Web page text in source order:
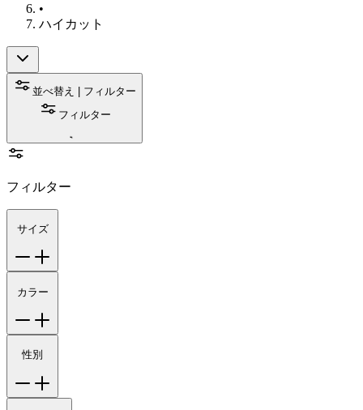
•
ハイカット
並べ替え | フィルター
フィルター
フィルター
サイズ
カラー
性別